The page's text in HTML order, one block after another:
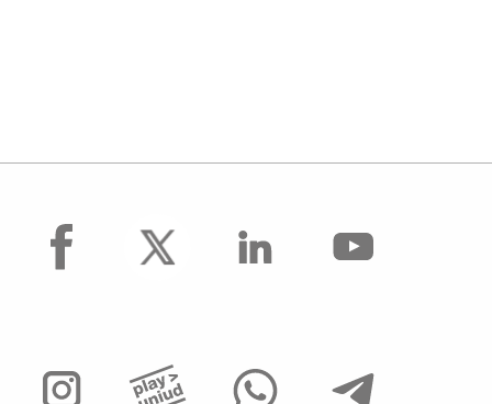
facebook